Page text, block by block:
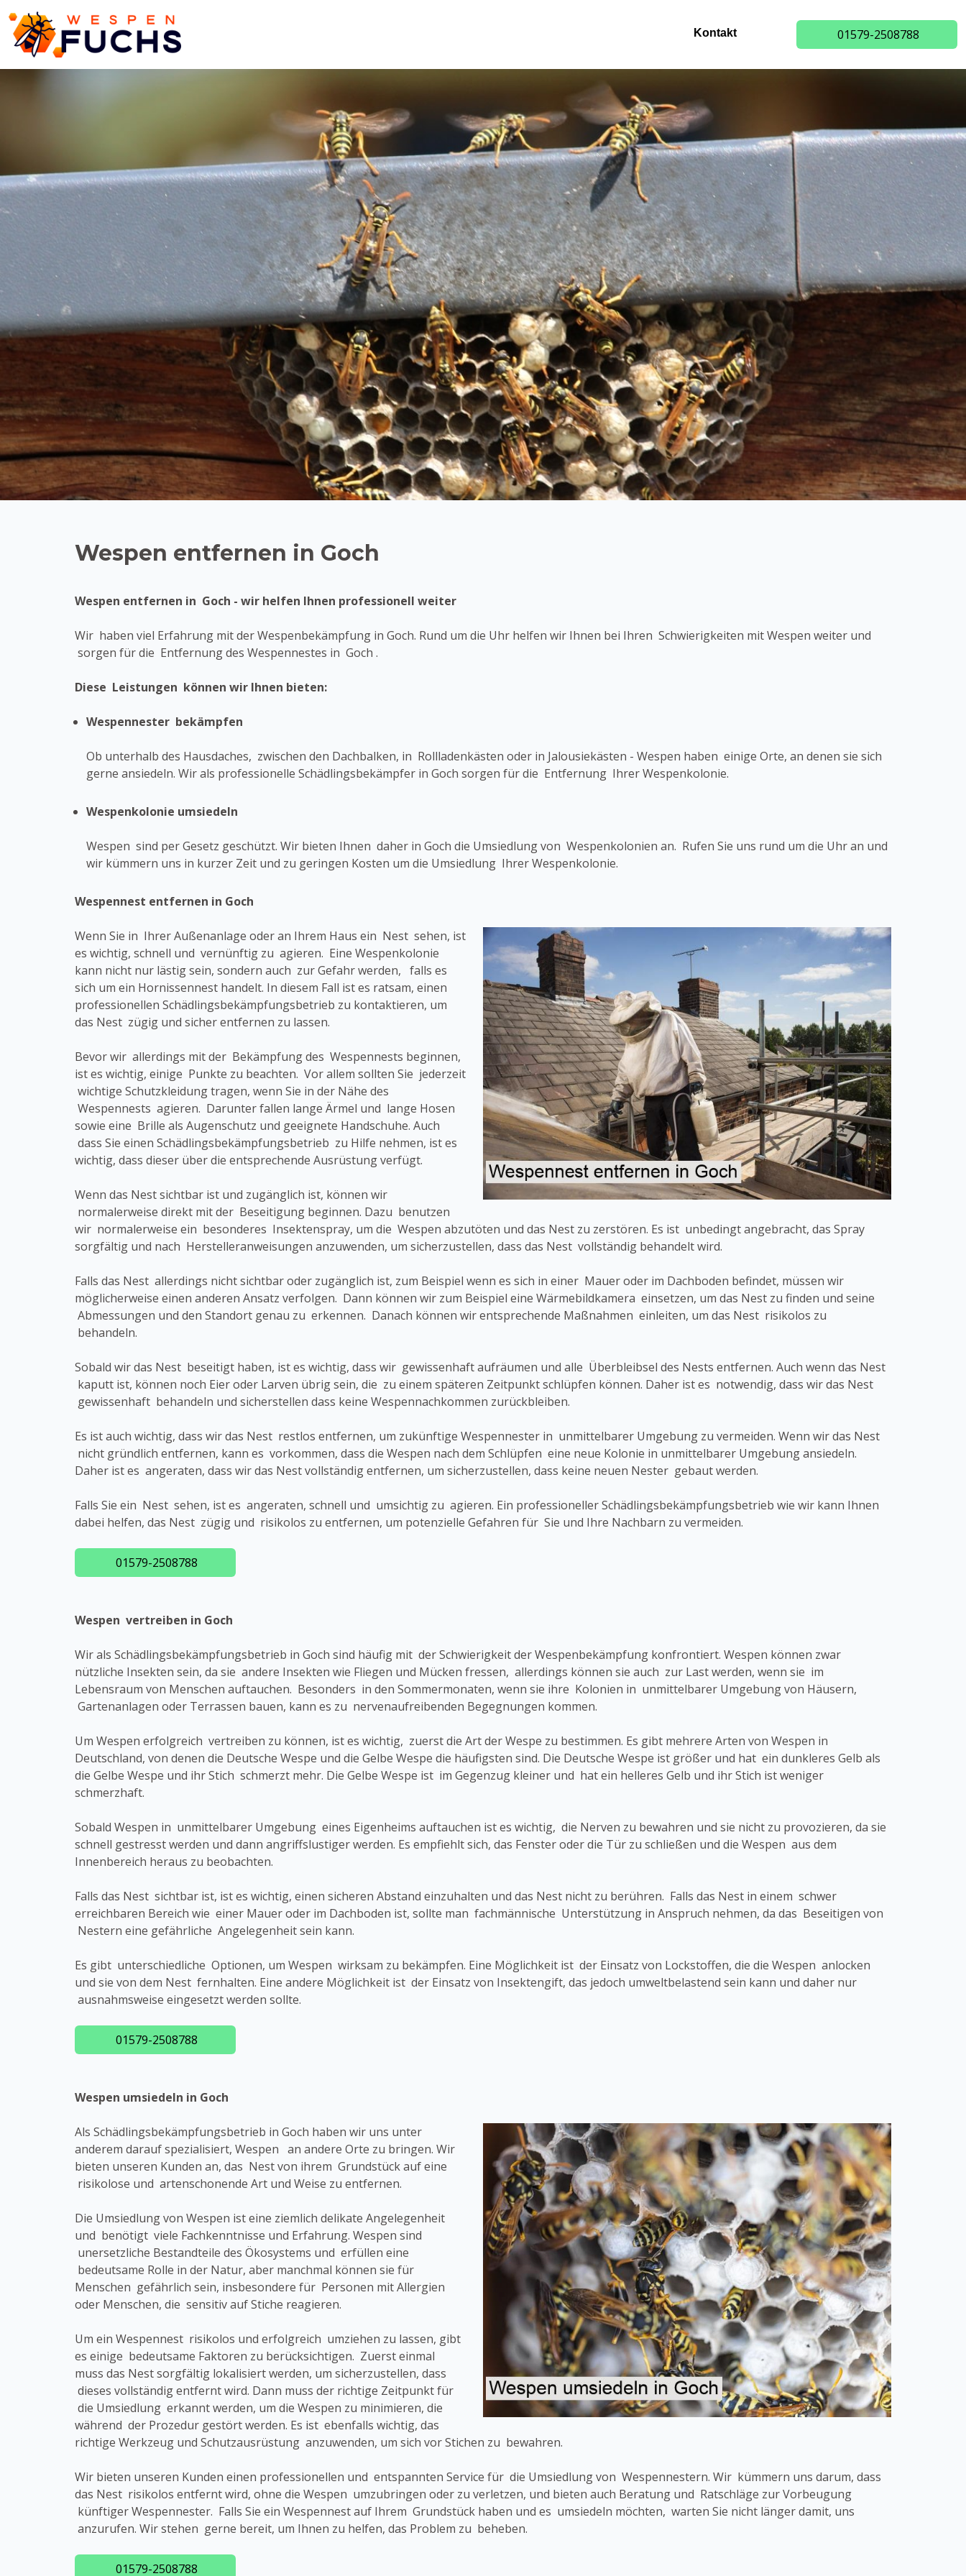
Kontakt 01579-2508788
Wespen entfernen in Goch
Wespen entfernen in Goch - wir helfen Ihnen professionell weiter
Wir haben viel Erfahrung mit der Wespenbekämpfung in Goch. Rund um die Uhr helfen wir Ihnen bei Ihren Schwierigkeiten mit Wespen weiter und
sorgen für die Entfernung des Wespennestes in Goch .
Diese Leistungen können wir Ihnen bieten:
Wespennester bekämpfen
Ob unterhalb des Hausdaches, zwischen den Dachbalken, in Rollladenkästen oder in Jalousiekästen - Wespen haben einige Orte, an denen sie sich
gerne ansiedeln. Wir als professionelle Schädlingsbekämpfer in Goch sorgen für die Entfernung Ihrer Wespenkolonie.
Wespenkolonie umsiedeln
Wespen sind per Gesetz geschützt. Wir bieten Ihnen daher in Goch die Umsiedlung von Wespenkolonien an. Rufen Sie uns rund um die Uhr an und
wir kümmern uns in kurzer Zeit und zu geringen Kosten um die Umsiedlung Ihrer Wespenkolonie.
Wespennest entfernen in Goch
Wenn Sie in Ihrer Außenanlage oder an Ihrem Haus ein Nest sehen, ist
es wichtig, schnell und vernünftig zu agieren. Eine Wespenkolonie
kann nicht nur lästig sein, sondern auch zur Gefahr werden, falls es
sich um ein Hornissennest handelt. In diesem Fall ist es ratsam, einen
professionellen Schädlingsbekämpfungsbetrieb zu kontaktieren, um
das Nest zügig und sicher entfernen zu lassen.
Bevor wir allerdings mit der Bekämpfung des Wespennests beginnen,
ist es wichtig, einige Punkte zu beachten. Vor allem sollten Sie jederzeit
wichtige Schutzkleidung tragen, wenn Sie in der Nähe des
Wespennests agieren. Darunter fallen lange Ärmel und lange Hosen
sowie eine Brille als Augenschutz und geeignete Handschuhe. Auch
dass Sie einen Schädlingsbekämpfungsbetrieb zu Hilfe nehmen, ist es
wichtig, dass dieser über die entsprechende Ausrüstung verfügt.
Wenn das Nest sichtbar ist und zugänglich ist, können wir
normalerweise direkt mit der Beseitigung beginnen. Dazu benutzen
wir normalerweise ein besonderes Insektenspray, um die Wespen abzutöten und das Nest zu zerstören. Es ist unbedingt angebracht, das Spray
sorgfältig und nach Herstelleranweisungen anzuwenden, um sicherzustellen, dass das Nest vollständig behandelt wird.
Falls das Nest allerdings nicht sichtbar oder zugänglich ist, zum Beispiel wenn es sich in einer Mauer oder im Dachboden befindet, müssen wir
möglicherweise einen anderen Ansatz verfolgen. Dann können wir zum Beispiel eine Wärmebildkamera einsetzen, um das Nest zu finden und seine
Abmessungen und den Standort genau zu erkennen. Danach können wir entsprechende Maßnahmen einleiten, um das Nest risikolos zu
behandeln.
Sobald wir das Nest beseitigt haben, ist es wichtig, dass wir gewissenhaft aufräumen und alle Überbleibsel des Nests entfernen. Auch wenn das Nest
kaputt ist, können noch Eier oder Larven übrig sein, die zu einem späteren Zeitpunkt schlüpfen können. Daher ist es notwendig, dass wir das Nest
gewissenhaft behandeln und sicherstellen dass keine Wespennachkommen zurückbleiben.
Es ist auch wichtig, dass wir das Nest restlos entfernen, um zukünftige Wespennester in unmittelbarer Umgebung zu vermeiden. Wenn wir das Nest
nicht gründlich entfernen, kann es vorkommen, dass die Wespen nach dem Schlüpfen eine neue Kolonie in unmittelbarer Umgebung ansiedeln.
Daher ist es angeraten, dass wir das Nest vollständig entfernen, um sicherzustellen, dass keine neuen Nester gebaut werden.
Falls Sie ein Nest sehen, ist es angeraten, schnell und umsichtig zu agieren. Ein professioneller Schädlingsbekämpfungsbetrieb wie wir kann Ihnen
dabei helfen, das Nest zügig und risikolos zu entfernen, um potenzielle Gefahren für Sie und Ihre Nachbarn zu vermeiden.
01579-2508788
Wespen vertreiben in Goch
Wir als Schädlingsbekämpfungsbetrieb in Goch sind häufig mit der Schwierigkeit der Wespenbekämpfung konfrontiert. Wespen können zwar
nützliche Insekten sein, da sie andere Insekten wie Fliegen und Mücken fressen, allerdings können sie auch zur Last werden, wenn sie im
Lebensraum von Menschen auftauchen. Besonders in den Sommermonaten, wenn sie ihre Kolonien in unmittelbarer Umgebung von Häusern,
Gartenanlagen oder Terrassen bauen, kann es zu nervenaufreibenden Begegnungen kommen.
Um Wespen erfolgreich vertreiben zu können, ist es wichtig, zuerst die Art der Wespe zu bestimmen. Es gibt mehrere Arten von Wespen in
Deutschland, von denen die Deutsche Wespe und die Gelbe Wespe die häufigsten sind. Die Deutsche Wespe ist größer und hat ein dunkleres Gelb als
die Gelbe Wespe und ihr Stich schmerzt mehr. Die Gelbe Wespe ist im Gegenzug kleiner und hat ein helleres Gelb und ihr Stich ist weniger
schmerzhaft.
Sobald Wespen in unmittelbarer Umgebung eines Eigenheims auftauchen ist es wichtig, die Nerven zu bewahren und sie nicht zu provozieren, da sie
schnell gestresst werden und dann angriffslustiger werden. Es empfiehlt sich, das Fenster oder die Tür zu schließen und die Wespen aus dem
Innenbereich heraus zu beobachten.
Falls das Nest sichtbar ist, ist es wichtig, einen sicheren Abstand einzuhalten und das Nest nicht zu berühren. Falls das Nest in einem schwer
erreichbaren Bereich wie einer Mauer oder im Dachboden ist, sollte man fachmännische Unterstützung in Anspruch nehmen, da das Beseitigen von
Nestern eine gefährliche Angelegenheit sein kann.
Es gibt unterschiedliche Optionen, um Wespen wirksam zu bekämpfen. Eine Möglichkeit ist der Einsatz von Lockstoffen, die die Wespen anlocken
und sie von dem Nest fernhalten. Eine andere Möglichkeit ist der Einsatz von Insektengift, das jedoch umweltbelastend sein kann und daher nur
ausnahmsweise eingesetzt werden sollte.
01579-2508788
Wespen umsiedeln in Goch
Als Schädlingsbekämpfungsbetrieb in Goch haben wir uns unter
anderem darauf spezialisiert, Wespen an andere Orte zu bringen. Wir
bieten unseren Kunden an, das Nest von ihrem Grundstück auf eine
risikolose und artenschonende Art und Weise zu entfernen.
Die Umsiedlung von Wespen ist eine ziemlich delikate Angelegenheit
und benötigt viele Fachkenntnisse und Erfahrung. Wespen sind
unersetzliche Bestandteile des Ökosystems und erfüllen eine
bedeutsame Rolle in der Natur, aber manchmal können sie für
Menschen gefährlich sein, insbesondere für Personen mit Allergien
oder Menschen, die sensitiv auf Stiche reagieren.
Um ein Wespennest risikolos und erfolgreich umziehen zu lassen, gibt
es einige bedeutsame Faktoren zu berücksichtigen. Zuerst einmal
muss das Nest sorgfältig lokalisiert werden, um sicherzustellen, dass
dieses vollständig entfernt wird. Dann muss der richtige Zeitpunkt für
die Umsiedlung erkannt werden, um die Wespen zu minimieren, die
während der Prozedur gestört werden. Es ist ebenfalls wichtig, das
richtige Werkzeug und Schutzausrüstung anzuwenden, um sich vor Stichen zu bewahren.
Wir bieten unseren Kunden einen professionellen und entspannten Service für die Umsiedlung von Wespennestern. Wir kümmern uns darum, dass
das Nest risikolos entfernt wird, ohne die Wespen umzubringen oder zu verletzen, und bieten auch Beratung und Ratschläge zur Vorbeugung
künftiger Wespennester. Falls Sie ein Wespennest auf Ihrem Grundstück haben und es umsiedeln möchten, warten Sie nicht länger damit, uns
anzurufen. Wir stehen gerne bereit, um Ihnen zu helfen, das Problem zu beheben.
01579-2508788